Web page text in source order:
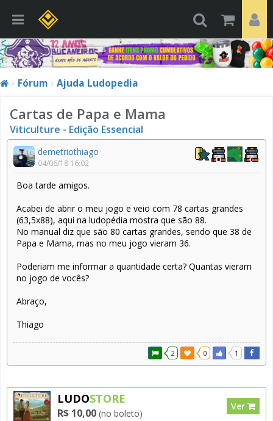
Fórum Ajuda Ludopedia
Cartas de Papa e Mama
Viticulture - Edição Essencial
demetriothiago
04/06/18 16:02
Boa tarde amigos.
Acabei de abrir o meu jogo e veio com 78 cartas grandes
(63,5x88), aqui na ludopédia mostra que são 88.
No manual diz que são 80 cartas grandes, sendo que 38 de
Papa e Mama, mas no meu jogo vieram 36.
Poderiam me informar a quantidade certa? Quantas vieram
no jogo de vocês?
Abraço,
Thiago
2 0 1
LUDOSTORE
R$ 10,00 (no boleto)
Ver